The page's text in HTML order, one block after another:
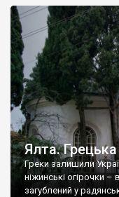
Ялта.
Греки залишили
ніжинські огірочки –
загублений у